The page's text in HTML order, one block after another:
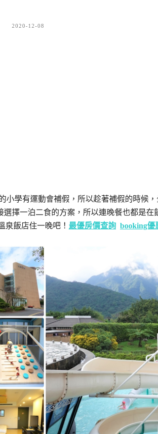
2020-12-08
小學有運動會補假，所以趁著補假的時候
選擇一泊二食的方案，所以連晚餐也都是
泉飯店住一晚吧！ 最優房價查詢 booking優